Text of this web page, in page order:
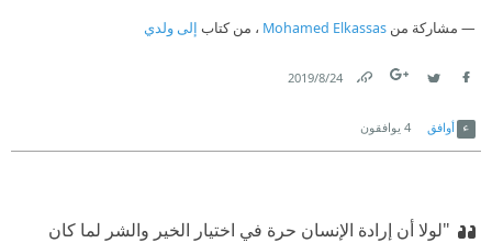
مشاركة من Mohamed Elkassas ، من كتاب إلى ولدي
24‏/8‏/2019
أوافق 4 يوافقون
"لولا أن إرادة الإنسان حرة في اختيار الخير والشر لما كان